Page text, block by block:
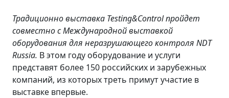
Традиционно выставка Testing&Control пройдет
совместно с Международной выставкой
оборудования для неразрушающего контроля NDT
Russia. В этом году оборудование и услуги
представят более 150 российских и зарубежных
компаний, из которых треть примут участие в
выставке впервые.